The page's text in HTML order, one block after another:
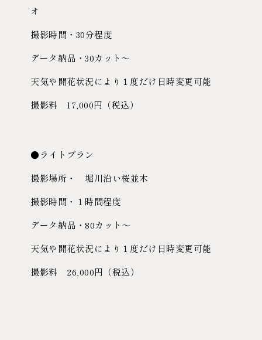
オ
撮影時間・30分程度
データ納品・30カット〜
天気や開花状況により１度だけ日時変更可能
撮影料 17,000円（税込）
●ライトプラン
撮影場所・ 堀川沿い桜並木
撮影時間・１時間程度
データ納品・80カット〜
天気や開花状況により１度だけ日時変更可能
撮影料 26,000円（税込）